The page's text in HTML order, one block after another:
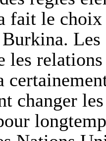
fait le
les
changer